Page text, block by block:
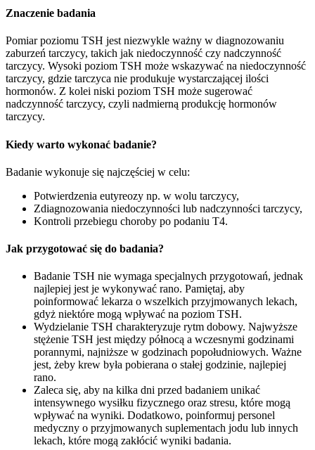
Znaczenie badania
Pomiar poziomu TSH jest niezwykle ważny w diagnozowaniu
zaburzeń tarczycy, takich jak niedoczynność czy nadczynność
tarczycy. Wysoki poziom TSH może wskazywać na niedoczynność
tarczycy, gdzie tarczyca nie produkuje wystarczającej ilości
hormonów. Z kolei niski poziom TSH może sugerować
nadczynność tarczycy, czyli nadmierną produkcję hormonów
tarczycy.
Kiedy warto wykonać badanie?
Badanie wykonuje się najczęściej w celu:
Potwierdzenia eutyreozy np. w wolu tarczycy,
Zdiagnozowania niedoczynności lub nadczynności tarczycy,
Kontroli przebiegu choroby po podaniu T4.
Jak przygotować się do badania?
Badanie TSH nie wymaga specjalnych przygotowań, jednak
najlepiej jest je wykonywać rano. Pamiętaj, aby
poinformować lekarza o wszelkich przyjmowanych lekach,
gdyż niektóre mogą wpływać na poziom TSH.
Wydzielanie TSH charakteryzuje rytm dobowy. Najwyższe
stężenie TSH jest między północą a wczesnymi godzinami
porannymi, najniższe w godzinach popołudniowych. Ważne
jest, żeby krew była pobierana o stałej godzinie, najlepiej
rano.
Zaleca się, aby na kilka dni przed badaniem unikać
intensywnego wysiłku fizycznego oraz stresu, które mogą
wpływać na wyniki. Dodatkowo, poinformuj personel
medyczny o przyjmowanych suplementach jodu lub innych
lekach, które mogą zakłócić wyniki badania.